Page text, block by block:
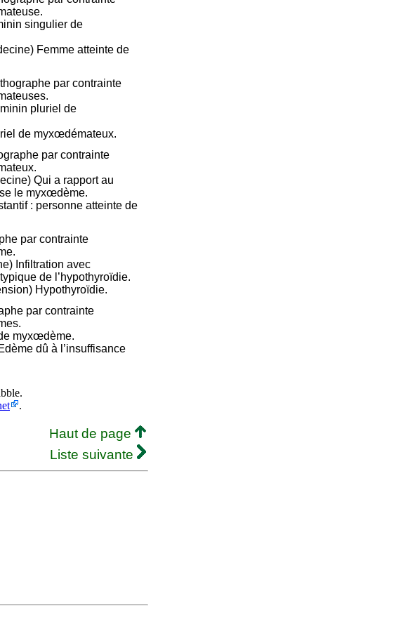
singulier de
Femme atteinte de
par contrainte
pluriel de
de myxœdémateux.
par contrainte
Qui a rapport au
le myxœdème.
: personne atteinte de
par contrainte
Infiltration avec
de l’hypothyroïdie.
Hypothyroïdie.
par contrainte
myxœdème.
dû à l’insuffisance
.
Haut de page
Liste suivante